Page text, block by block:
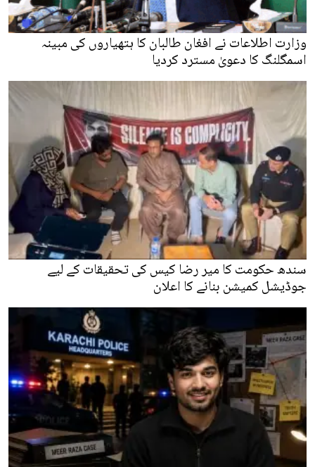
وزارت اطلاعات نے افغان طالبان کا ہتھیاروں کی مبینہ
اسمگلنگ کا دعویٰ مسترد کردیا
سندھ حکومت کا میر رضا کیس کی تحقیقات کے لیے
جوڈیشل کمیشن بنانے کا اعلان